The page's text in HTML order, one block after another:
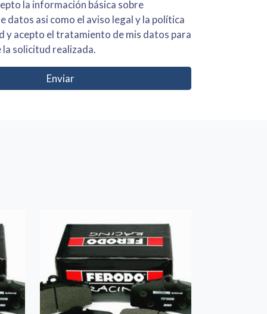
sobre
legal y la política
solicitud realizada.
Enviar